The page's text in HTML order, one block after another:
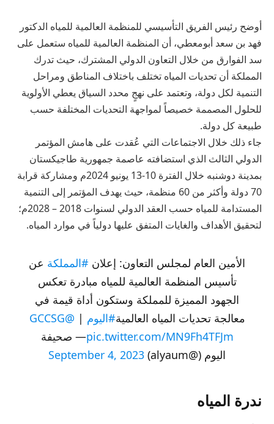
أوضح رئيس الفريق التأسيسي للمنظمة العالمية للمياه الدكتور
فهد بن سعد أبومعطي، أن المنظمة العالمية للمياه ستعمل على
سد الفوارق من خلال التعاون الدولي المشترك، حيث تدرك
المملكة أن تحديات المياه تختلف باختلاف المناطق ومراحل
التنمية لكل دولة، وتعتمد على نهجٍ محدد السياق يعطي الأولوية
للحلول المصممة خصيصاً لمواجهة التحديات المختلفة حسب
طبيعة كل دولة.
جاء ذلك خلال الاجتماعات التي عُقدت على هامش المؤتمر
الدولي الثالث الذي استضافته عاصمة جمهورية طاجيكستان
بمدينة دوشنبه خلال الفترة 10-13 يونيو 2024م ومشاركة قرابة
70 دولة وأكثر من 60 منظمة، حيث يهدف المؤتمر إلى التنمية
المستدامة للمياه حسب العقد الدولي لسنوات 2018 – 2028م؛
لتحقيق الأهداف والغايات المتفق عليها دولياً في موارد المياه.
الأمين العام لمجلس التعاون: إعلان #المملكة عن
تأسيس المنظمة العالمية للمياه مبادرة تعكس
الجهود المميزة للمملكة وستكون أداة قيمة في
معالجة تحديات المياه العالمية#اليوم |
@GCCSG
pic.twitter.com/MN9Fh4TFJm— صحيفة
اليوم (@alyaum)
September 4, 2023
ندرة المياه